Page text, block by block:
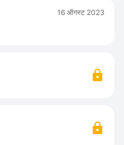
16 ऑगस्ट 2023